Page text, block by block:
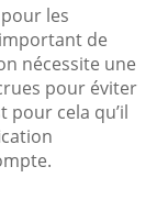
les
de
nécessite une
pour éviter
pour cela qu’il